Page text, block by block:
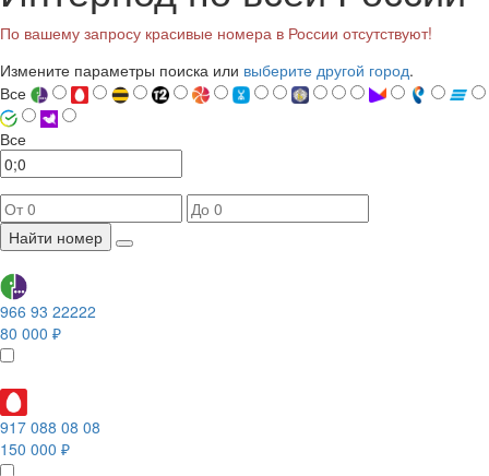
По вашему запросу красивые номера в России отсутствуют!
Измените параметры поиска или выберите другой город.
Все
Все
Найти номер
966 93 22222
80 000 ₽
917 088 08 08
150 000 ₽